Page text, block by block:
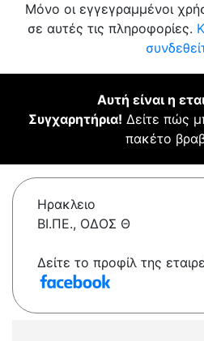
Μόνο οι εγγεγραμμένοι
σε αυτές τις πληροφορίες.
Αυτή είναι η
Συγχαρητήρια! Δείτε πώς
πακέτο
Ηρακλειο
ΒΙ.ΠΕ., ΟΔΟΣ Θ
Δείτε το προφίλ της